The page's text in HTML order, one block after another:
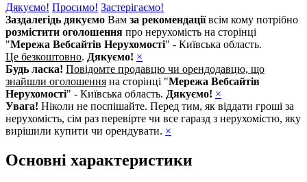
Дякуємо! Просимо! Застерігаємо!
Заздалегідь дякуємо Вам за рекомендаціївсім кому потрібно
розмістити оголошення про нерухомість на сторінці
"Мережа Вебсайтів Нерухомості" - Київська область.
Це безкоштовно. Дякуємо! ×
Будь ласка! Повідомте продавцю чи орендодавцю, що
знайшли оголошення на сторінці "Мережа Вебсайтів
Нерухомості" - Київська область. Дякуємо! ×
Увага! Ніколи не поспішайте. Перед тим, як віддати гроші за
нерухомість, сім раз перевірте чи все гаразд з нерухомістю, яку
вирішили купити чи орендувати. ×
Основні характеристики